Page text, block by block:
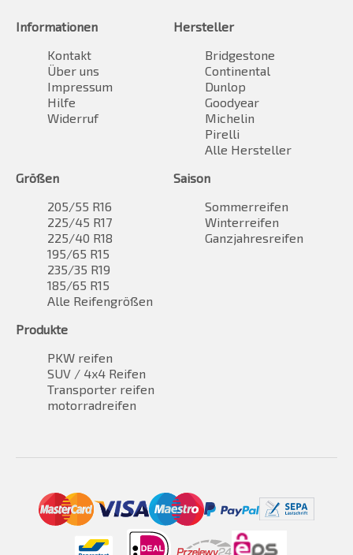
Informationen
Kontakt
Über uns
Impressum
Hilfe
Widerruf
Hersteller
Bridgestone
Continental
Dunlop
Goodyear
Michelin
Pirelli
Alle Hersteller
Größen
205/55 R16
225/45 R17
225/40 R18
195/65 R15
235/35 R19
185/65 R15
Alle Reifengrößen
Saison
Sommerreifen
Winterreifen
Ganzjahresreifen
Produkte
PKW reifen
SUV / 4x4 Reifen
Transporter reifen
motorradreifen